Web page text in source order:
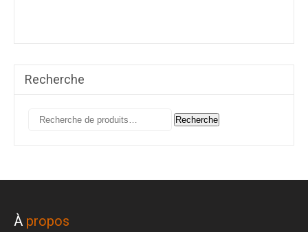
Recherche
Recherche
Recherche
À propos